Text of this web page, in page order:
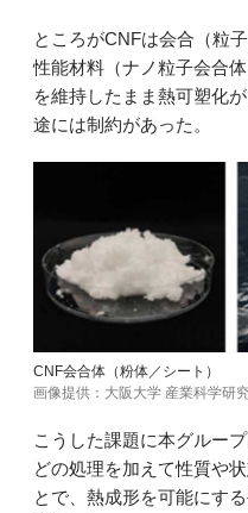
ところがCNFは会合（粒
性能材料（ナノ粒子会合
を維持したまま熱可塑化
途には制約があった。
CNF会合体（粉体／シート）
画像提供：大阪大学 産業科学研
こうした課題に本グルー
どの処理を加えて性質や
とで、熱成形を可能にす